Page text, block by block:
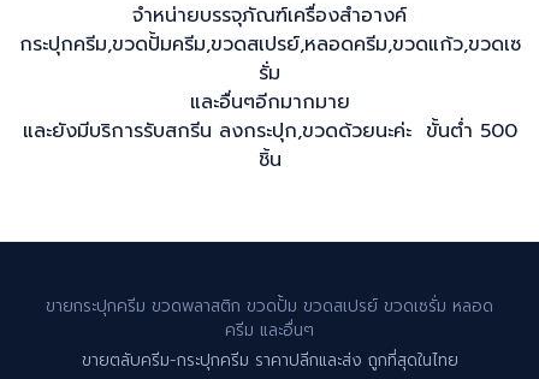
จำหน่ายบรรจุภัณฑ์เครื่องสำอางค์
กระปุกครีม,ขวดปั้มครีม,ขวดสเปรย์,หลอดครีม,ขวดแก้ว,ขวดเซ
รั่ม
และอื่นๆอีกมากมาย
และยังมีบริการรับสกรีน ลงกระปุก,ขวดด้วยนะค่ะ ขั้นต่ำ 500
ชิ้น
ขายกระปุกครีม ขวดพลาสติก ขวดปั้ม ขวดสเปรย์ ขวดเซรั่ม หลอด
ครีม และอื่นๆ
ขายตลับครีม-กระปุกครีม ราคาปลีกและส่ง ถูกที่สุดในไทย